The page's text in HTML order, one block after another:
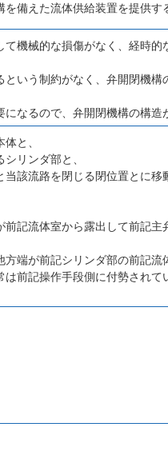
備えた流体供給装置を提供す
機械的な損傷がなく、経時的
いう制約がなく、弁開閉機構
なるので、弁開閉機構の構造
と、
リンダ部と、
該流路を閉じる閉位置とに移
記流体室から露出して前記主
端が前記シリンダ部の前記流
前記操作手段側に付勢されて